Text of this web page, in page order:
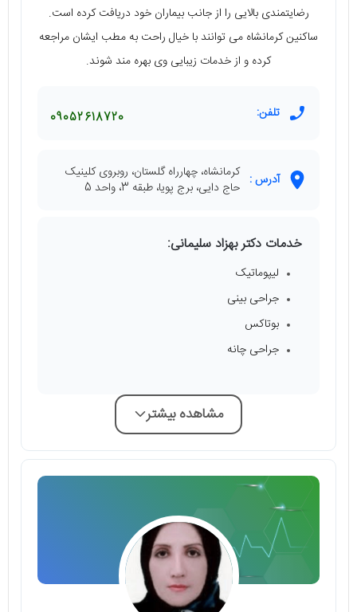
رضایتمندی بالایی را از جانب بیماران خود دریافت کرده است.
ساکنین کرمانشاه می توانند با خیال راحت به مطب ایشان مراجعه
کرده و از خدمات زیبایی وی بهره مند شوند.
تلفن: 09052618720
آدرس : کرمانشاه، چهارراه گلستان، روبروی کلینیک
حاج دایی، برج پویا، طبقه 3، واحد 5
خدمات دکتر بهزاد سلیمانی:
لیپوماتیک
جراحی بینی
بوتاکس
جراحی چانه
مشاهده بیشتر